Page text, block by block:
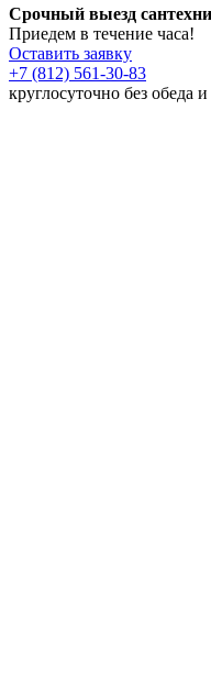
Срочный выезд
Приедем в течение часа!
Оставить заявку
+7 (812) 561-30-83
круглосуточно без обеда